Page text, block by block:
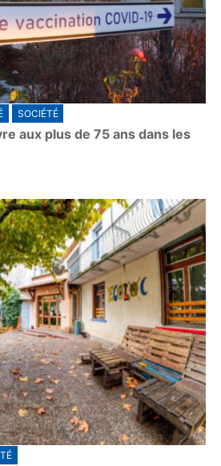
SOCIÉTÉ
aux plus de 75 ans dans les